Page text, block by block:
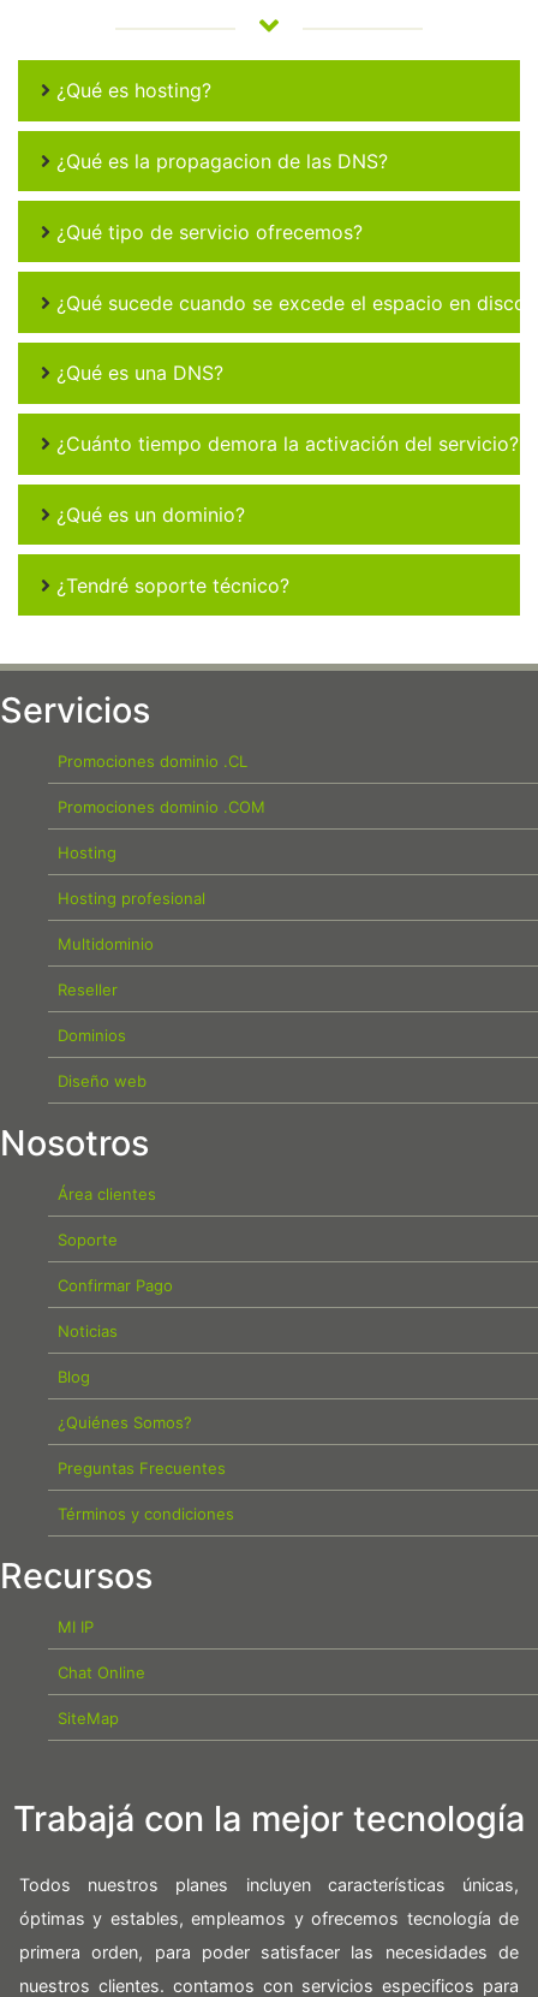
¿Qué es hosting?
¿Qué es la propagacion de las DNS?
¿Qué tipo de servicio ofrecemos?
¿Qué sucede cuando se excede el espacio en disco
¿Qué es una DNS?
¿Cuánto tiempo demora la activación del servicio?
¿Qué es un dominio?
¿Tendré soporte técnico?
Servicios
Promociones dominio .CL
Promociones dominio .COM
Hosting
Hosting profesional
Multidominio
Reseller
Dominios
Diseño web
Nosotros
Área clientes
Soporte
Confirmar Pago
Noticias
Blog
¿Quiénes Somos?
Preguntas Frecuentes
Términos y condiciones
Recursos
MI IP
Chat Online
SiteMap
Trabajá con la mejor tecnología
Todos nuestros planes incluyen características únicas,
óptimas y estables, empleamos y ofrecemos tecnología de
primera orden, para poder satisfacer las necesidades de
nuestros clientes. contamos con servicios especificos para